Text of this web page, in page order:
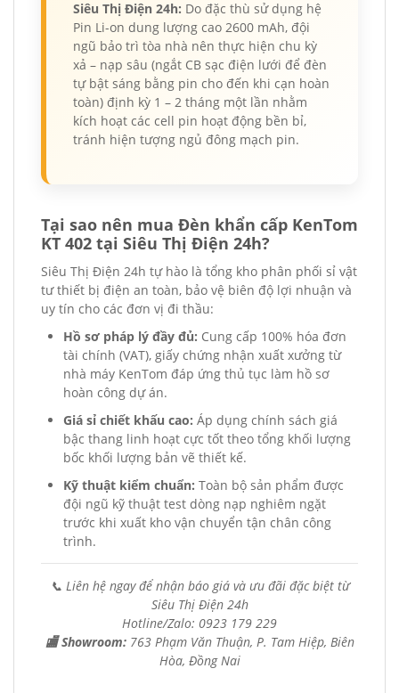
Siêu Thị Điện 24h: Do đặc thù sử dụng hệ
Pin Li-on dung lượng cao 2600 mAh, đội
ngũ bảo trì tòa nhà nên thực hiện chu kỳ
xả – nạp sâu (ngắt CB sạc điện lưới để đèn
tự bật sáng bằng pin cho đến khi cạn hoàn
toàn) định kỳ 1 – 2 tháng một lần nhằm
kích hoạt các cell pin hoạt động bền bỉ,
tránh hiện tượng ngủ đông mạch pin.
Tại sao nên mua Đèn khẩn cấp KenTom
KT 402 tại Siêu Thị Điện 24h?
Siêu Thị Điện 24h tự hào là tổng kho phân phối sỉ vật
tư thiết bị điện an toàn, bảo vệ biên độ lợi nhuận và
uy tín cho các đơn vị đi thầu:
Hồ sơ pháp lý đầy đủ: Cung cấp 100% hóa đơn
tài chính (VAT), giấy chứng nhận xuất xưởng từ
nhà máy KenTom đáp ứng thủ tục làm hồ sơ
hoàn công dự án.
Giá sỉ chiết khấu cao: Áp dụng chính sách giá
bậc thang linh hoạt cực tốt theo tổng khối lượng
bốc khối lượng bản vẽ thiết kế.
Kỹ thuật kiểm chuẩn: Toàn bộ sản phẩm được
đội ngũ kỹ thuật test dòng nạp nghiêm ngặt
trước khi xuất kho vận chuyển tận chân công
trình.
📞 Liên hệ ngay để nhận báo giá và ưu đãi đặc biệt từ
Siêu Thị Điện 24h
Hotline/Zalo: 0923 179 229
🏬 Showroom: 763 Phạm Văn Thuận, P. Tam Hiệp, Biên
Hòa, Đồng Nai